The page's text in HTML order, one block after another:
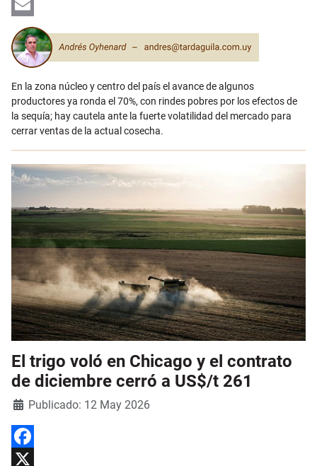
LinkedIn
Email
En la zona núcleo y centro del país el avance de algunos
productores ya ronda el 70%, con rindes pobres por los efectos de
la sequía; hay cautela ante la fuerte volatilidad del mercado para
cerrar ventas de la actual cosecha.
El trigo voló en Chicago y el contrato
de diciembre cerró a US$/t 261
DetallesPublicado: 12 May 2026
Facebook